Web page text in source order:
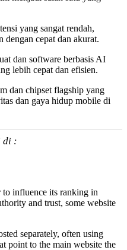
yang sangat rendah,
cepat dan akurat.
dan software berbasis AI
lebih cepat dan efisien.
dan chipset flagship yang
dan gaya hidup mobile di
di :
influence its ranking in
and trust, some website
separately, often using
point to the main website the